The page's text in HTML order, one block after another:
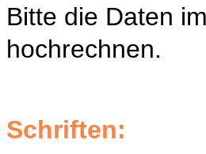
Bitte die Daten
hochrechnen.
Schriften: